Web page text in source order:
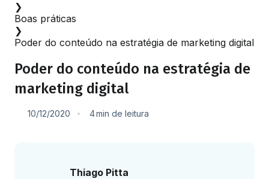
❯
Boas práticas
❯
Poder do conteúdo na estratégia de marketing digital
Poder do conteúdo na estratégia de
marketing digital
10/12/2020 4min de leitura
Thiago Pitta